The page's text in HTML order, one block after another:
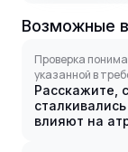
Возможные
Проверка
указанной в
Расскажите,
влияют на